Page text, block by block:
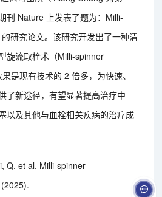
刊 Nature 上发表了题为：Milli-
研究论文。该研究开发出了一种清
流取栓术（Milli-spinner
是现有技术的 2 倍多，为快速、
了新途径，有望显著提高治疗中
以及其他与血栓相关疾病的治疗成
Q. et al. Milli-spinner